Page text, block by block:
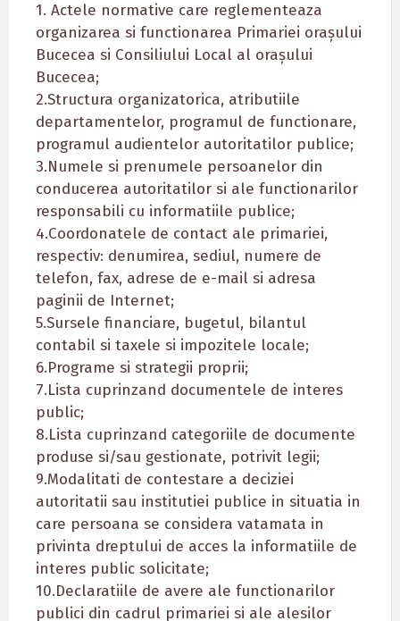
1. Actele normative care reglementeaza
organizarea si functionarea Primariei orașului
Bucecea si Consiliului Local al orașului
Bucecea;
2.Structura organizatorica, atributiile
departamentelor, programul de functionare,
programul audientelor autoritatilor publice;
3.Numele si prenumele persoanelor din
conducerea autoritatilor si ale functionarilor
responsabili cu informatiile publice;
4.Coordonatele de contact ale primariei,
respectiv: denumirea, sediul, numere de
telefon, fax, adrese de e-mail si adresa
paginii de Internet;
5.Sursele financiare, bugetul, bilantul
contabil si taxele si impozitele locale;
6.Programe si strategii proprii;
7.Lista cuprinzand documentele de interes
public;
8.Lista cuprinzand categoriile de documente
produse si/sau gestionate, potrivit legii;
9.Modalitati de contestare a deciziei
autoritatii sau institutiei publice in situatia in
care persoana se considera vatamata in
privinta dreptului de acces la informatiile de
interes public solicitate;
10.Declaratiile de avere ale functionarilor
publici din cadrul primariei si ale alesilor